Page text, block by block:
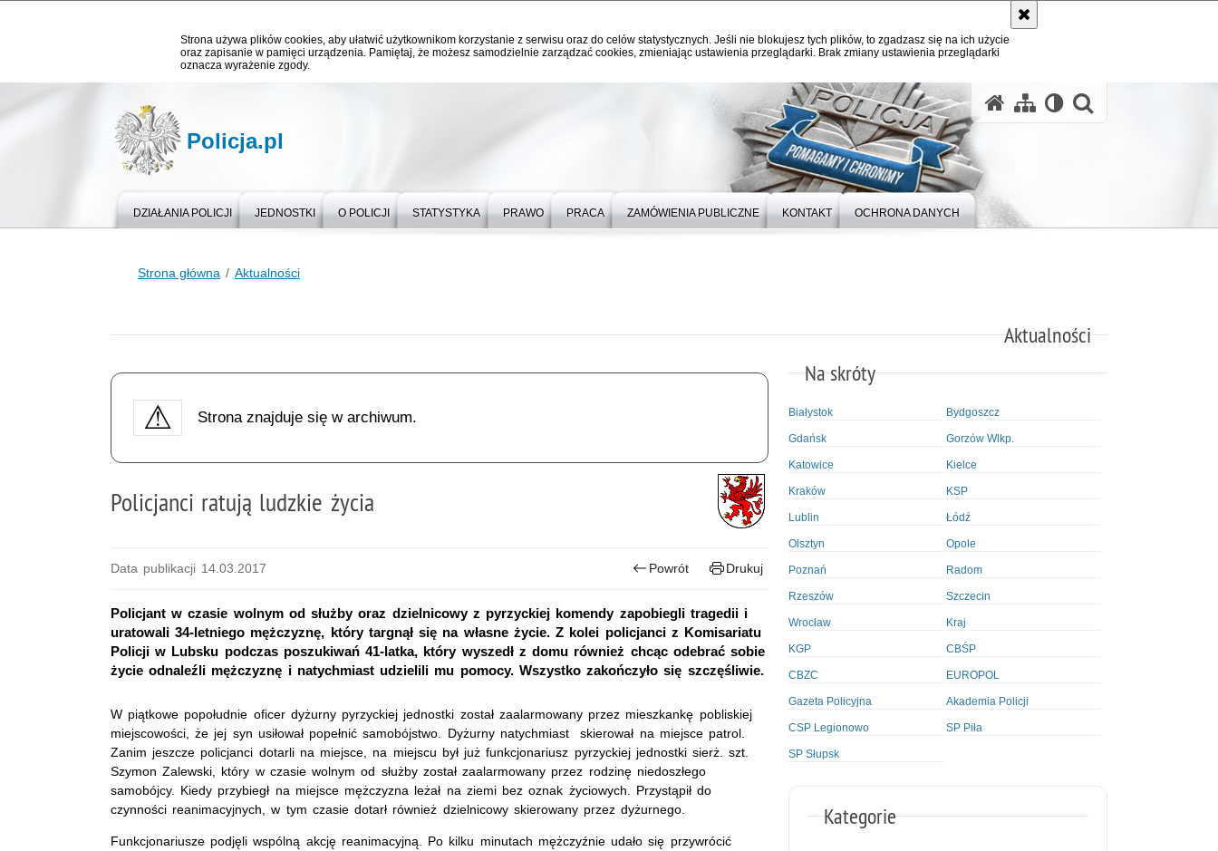
Strona używa plików cookies, aby ułatwić użytkownikom korzystanie z serwisu oraz do celów statystycznych. Jeśli nie blokujesz tych plików, to zgadzasz się na ich użycie
oraz zapisanie w pamięci urządzenia. Pamiętaj, że możesz samodzielnie zarządzać cookies, zmieniając ustawienia przeglądarki. Brak zmiany ustawienia przeglądarki
oznacza wyrażenie zgody.
Policja.pl
DZIAŁANIA POLICJI JEDNOSTKI O POLICJI STATYSTYKA PRAWO PRACA ZAMÓWIENIA PUBLICZNE KONTAKT OCHRONA DANYCH
Strona główna Aktualności
Aktualności
Strona znajduje się w archiwum.
Policjanci ratują ludzkie życia
Data publikacji 14.03.2017 Powrót Drukuj
Policjant w czasie wolnym od służby oraz dzielnicowy z pyrzyckiej komendy zapobiegli tragedii i
uratowali 34-letniego mężczyznę, który targnął się na własne życie. Z kolei policjanci z Komisariatu
Policji w Lubsku podczas poszukiwań 41-latka, który wyszedł z domu również chcąc odebrać sobie
życie odnaleźli mężczyznę i natychmiast udzielili mu pomocy. Wszystko zakończyło się szczęśliwie.
W piątkowe popołudnie oficer dyżurny pyrzyckiej jednostki został zaalarmowany przez mieszkankę pobliskiej
miejscowości, że jej syn usiłował popełnić samobójstwo. Dyżurny natychmiast skierował na miejsce patrol.
Zanim jeszcze policjanci dotarli na miejsce, na miejscu był już funkcjonariusz pyrzyckiej jednostki sierż. szt.
Szymon Zalewski, który w czasie wolnym od służby został zaalarmowany przez rodzinę niedoszłego
samobójcy. Kiedy przybiegł na miejsce mężczyzna leżał na ziemi bez oznak życiowych. Przystąpił do
czynności reanimacyjnych, w tym czasie dotarł również dzielnicowy skierowany przez dyżurnego.
Funkcjonariusze podjęli wspólną akcję reanimacyjną. Po kilku minutach mężczyźnie udało się przywrócić
Na skróty
Białystok Bydgoszcz
Gdańsk Gorzów Wlkp.
Katowice Kielce
Kraków KSP
Lublin Łódź
Olsztyn Opole
Poznań Radom
Rzeszów Szczecin
Wrocław Kraj
KGP CBŚP
CBZC EUROPOL
Gazeta Policyjna Akademia Policji
CSP Legionowo SP Piła
SP Słupsk
Kategorie